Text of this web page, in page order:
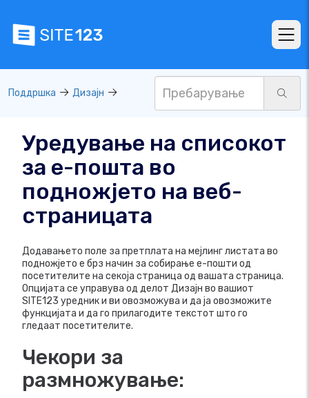
Поддршка Дизајн
Уредување на списокот
за е-пошта во
подножјето на веб-
страницата
Додавањето поле за претплата на мејлинг листата во
подножјето е брз начин за собирање е-пошти од
посетителите на секоја страница од вашата страница.
Опцијата се управува од делот Дизајн во вашиот
SITE123 уредник и ви овозможува и да ја овозможите
функцијата и да го прилагодите текстот што го
гледаат посетителите.
Чекори за
размножување: